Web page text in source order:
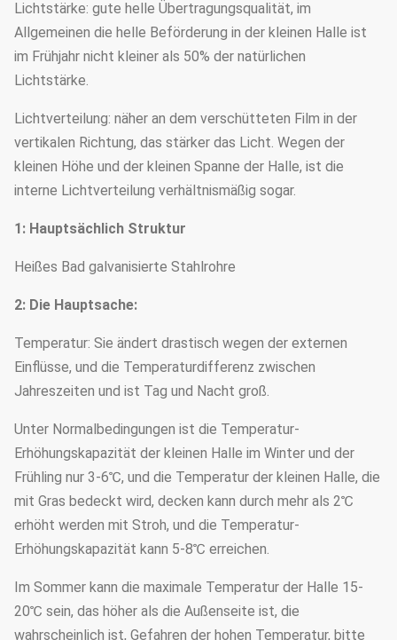
Lichtstärke: gute helle Übertragungsqualität, im
Allgemeinen die helle Beförderung in der kleinen Halle ist
im Frühjahr nicht kleiner als 50% der natürlichen
Lichtstärke.
Lichtverteilung: näher an dem verschütteten Film in der
vertikalen Richtung, das stärker das Licht. Wegen der
kleinen Höhe und der kleinen Spanne der Halle, ist die
interne Lichtverteilung verhältnismäßig sogar.
1: Hauptsächlich Struktur
Heißes Bad galvanisierte Stahlrohre
2: Die Hauptsache:
Temperatur: Sie ändert drastisch wegen der externen
Einflüsse, und die Temperaturdifferenz zwischen
Jahreszeiten und ist Tag und Nacht groß.
Unter Normalbedingungen ist die Temperatur-
Erhöhungskapazität der kleinen Halle im Winter und der
Frühling nur 3-6℃, und die Temperatur der kleinen Halle, die
mit Gras bedeckt wird, decken kann durch mehr als 2℃
erhöht werden mit Stroh, und die Temperatur-
Erhöhungskapazität kann 5-8℃ erreichen.
Im Sommer kann die maximale Temperatur der Halle 15-
20℃ sein, das höher als die Außenseite ist, die
wahrscheinlich ist, Gefahren der hohen Temperatur, bitte